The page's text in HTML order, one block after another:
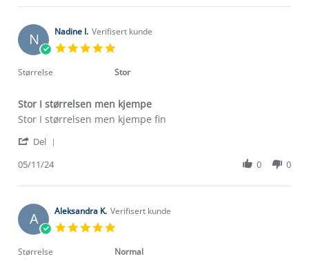
2025
Mari
on
10
Aug
N Nadine I. Verifisert kunde
rating
Størrelse Stor
Stor I størrelsen men kjempe
Review
Nadine
on
Nov
review
Stor
størrelsen
kjempe
Stor I størrelsen men kjempe fin
Del
Nadine
on
5
Nov
05/11/24 0 0
A Aleksandra K. Verifisert kunde
rating
Størrelse Normal